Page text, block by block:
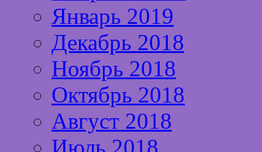
Январь 2019
Декабрь 2018
Ноябрь 2018
Октябрь 2018
Август 2018